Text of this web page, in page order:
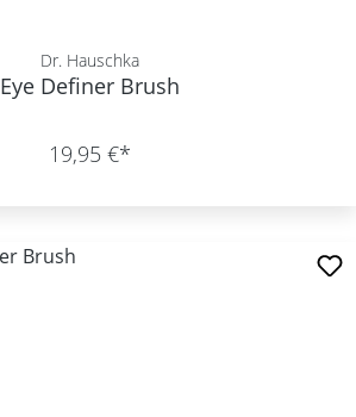
Dr. Hauschka
Eye Definer Brush
19,95 €*